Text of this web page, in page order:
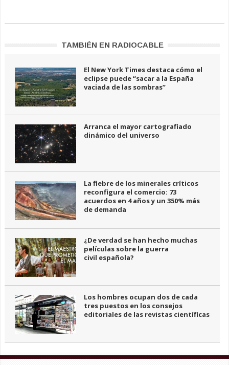
TAMBIÉN EN RADIOCABLE
El New York Times destaca cómo el
eclipse puede “sacar a la España
vaciada de las sombras”
Arranca el mayor cartografiado
dinámico del universo
La fiebre de los minerales críticos
reconfigura el comercio: 73
acuerdos en 4 años y un 350% más
de demanda
¿De verdad se han hecho muchas
películas sobre la guerra
civil española?
Los hombres ocupan dos de cada
tres puestos en los consejos
editoriales de las revistas científicas